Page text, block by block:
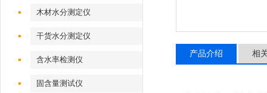
木材水分测定仪
干货水分测定仪
含水率检测仪
固含量测试仪
产品介绍 相